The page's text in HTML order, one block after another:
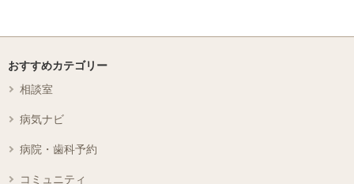
おすすめカテゴリー
相談室
病気ナビ
病院・歯科予約
コミュニティ